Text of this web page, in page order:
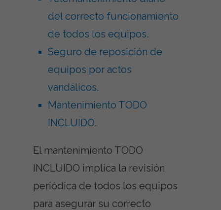
del correcto funcionamiento
de todos los equipos.
Seguro de reposición de
equipos por actos
vandálicos.
Mantenimiento TODO
INCLUIDO.
El mantenimiento TODO
INCLUIDO implica la revisión
periódica de todos los equipos
para asegurar su correcto